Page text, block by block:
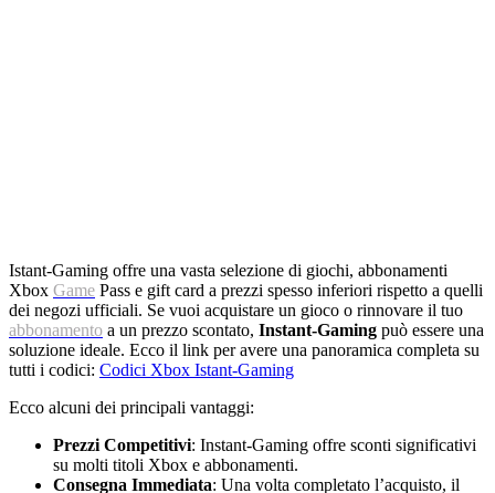
Istant-Gaming offre una vasta selezione di giochi, abbonamenti
Xbox Game Pass e gift card a prezzi spesso inferiori rispetto a quelli
dei negozi ufficiali. Se vuoi acquistare un gioco o rinnovare il tuo
abbonamento a un prezzo scontato, Instant-Gaming può essere una
soluzione ideale. Ecco il link per avere una panoramica completa su
tutti i codici: Codici Xbox Istant-Gaming
Ecco alcuni dei principali vantaggi:
Prezzi Competitivi: Instant-Gaming offre sconti significativi
su molti titoli Xbox e abbonamenti.
Consegna Immediata: Una volta completato l’acquisto, il